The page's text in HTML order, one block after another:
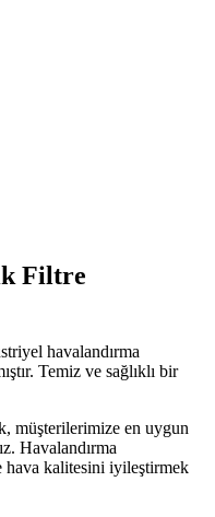
Filtre
havalandırma
Temiz ve sağlıklı bir
müşterilerimize en uygun
Havalandırma
hava kalitesini iyileştirmek